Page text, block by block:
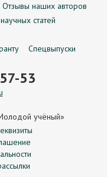
Отзывы наших авторов
статей
Спецвыпуски
53
учёный»